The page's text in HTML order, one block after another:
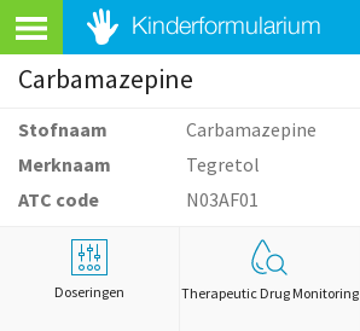
Carbamazepine
Stofnaam
Carbamazepine
Merknaam
Tegretol
ATC code
N03AF01
Doseringen Therapeutic Drug Monitoring